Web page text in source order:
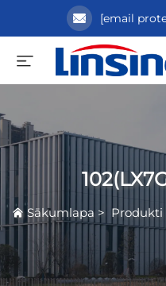
[email
Sākumlapa > Produkti